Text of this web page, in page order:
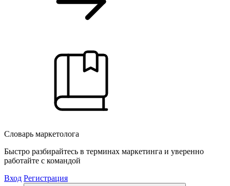
Словарь маркетолога
Быстро разбирайтесь в терминах маркетинга и уверенно
работайте с командой
Вход Регистрация